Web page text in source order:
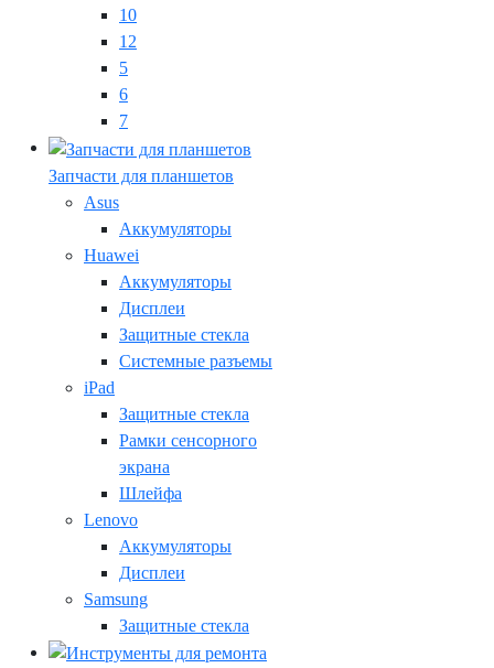
10
12
5
6
7
Запчасти для планшетов
Asus
Аккумуляторы
Huawei
Аккумуляторы
Дисплеи
Защитные стекла
Системные разъемы
iPad
Защитные стекла
Рамки сенсорного
экрана
Шлейфа
Lenovo
Аккумуляторы
Дисплеи
Samsung
Защитные стекла